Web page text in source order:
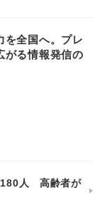
を全国へ。プレ
がる情報発信の
人 高齢者が